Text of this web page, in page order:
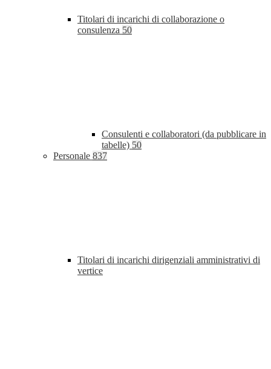
Titolari di incarichi di collaborazione o
consulenza 50
Consulenti e collaboratori (da pubblicare in
tabelle) 50
Personale 837
Titolari di incarichi dirigenziali amministrativi di
vertice